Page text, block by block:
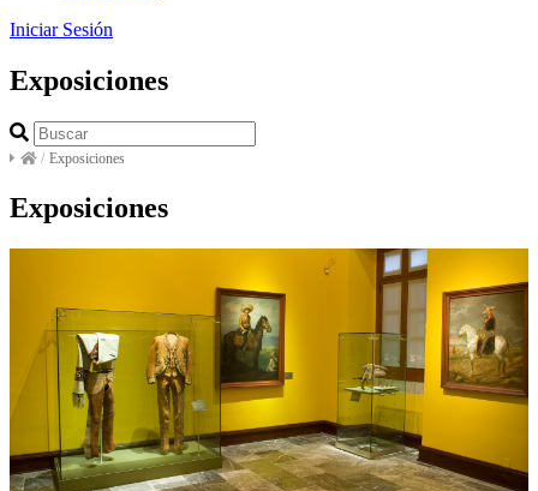
Iniciar Sesión
Exposiciones
/ Exposiciones
Exposiciones